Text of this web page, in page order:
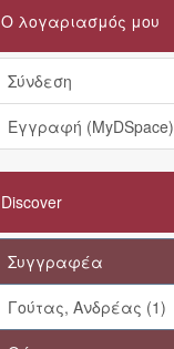
Ο λογαριασμός μου
Σύνδεση
Εγγραφή (MyDSpace)
Discover
Συγγραφέα
Γούτας, Ανδρέας (1)